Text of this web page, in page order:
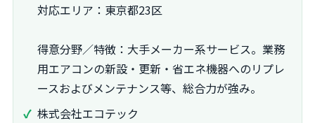
対応エリア：東京都23区
得意分野／特徴：大手メーカー系サービス。業務
用エアコンの新設・更新・省エネ機器へのリプレ
ースおよびメンテナンス等、総合力が強み。
株式会社エコテック